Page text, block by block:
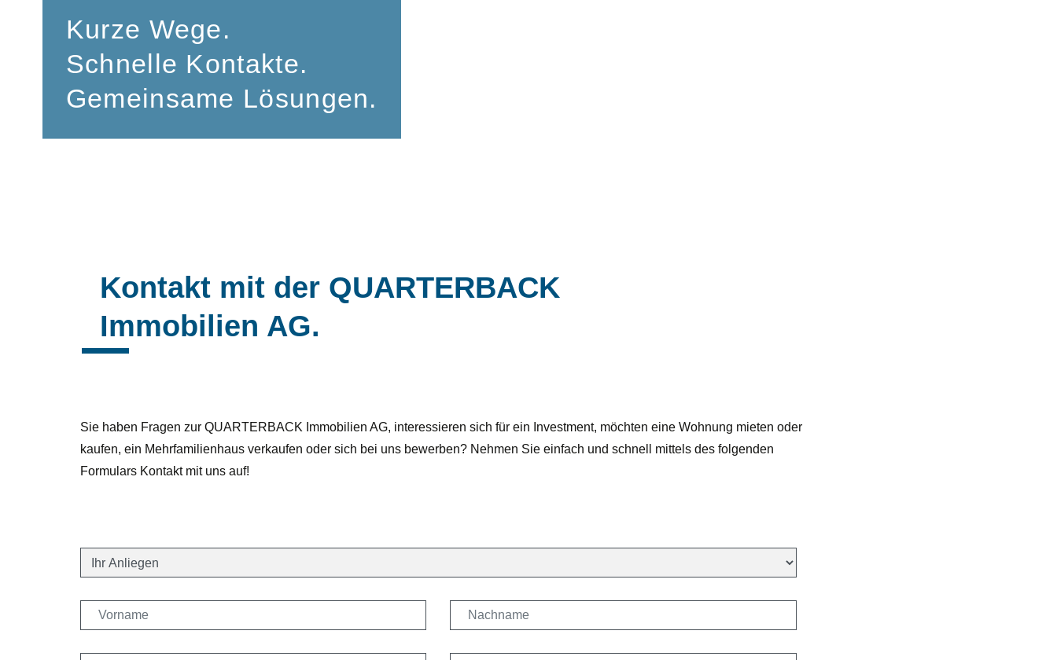
Kurze Wege.
Schnelle Kontakte.
Gemeinsame Lösungen.
Kontakt mit der QUARTERBACK
Immobilien AG.
Sie haben Fragen zur QUARTERBACK Immobilien AG, interessieren sich für ein Investment, möchten eine Wohnung mieten oder
kaufen, ein Mehrfamilienhaus verkaufen oder sich bei uns bewerben? Nehmen Sie einfach und schnell mittels des folgenden
Formulars Kontakt mit uns auf!